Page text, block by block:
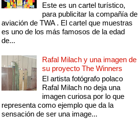
Este es un cartel turístico,
para publicitar la compañía de
aviación de TWA . El cartel que muestras
es uno de los más famosos de la edad
de...
Rafal Milach y una imagen de
su proyecto The Winners
El artista fotógrafo polaco
Rafal Milach no deja una
imagen curiosa por lo que
representa como ejemplo que da la
sensación de ser una image...